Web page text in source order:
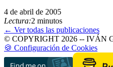
4 de abril de 2005
Lectura:2 minutos
← Ver todas las publicaciones
© COPYRIGHT 2026 -- IVÁN
🍪 Configuración de Cookies